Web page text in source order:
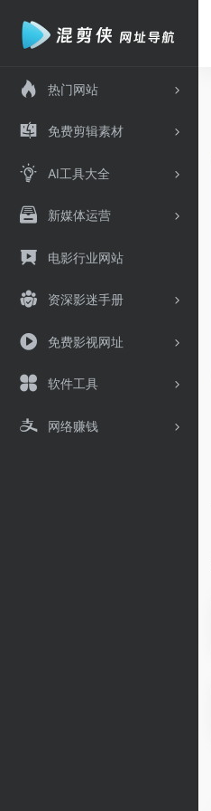
热门网站
免费剪辑素材
AI工具大全
新媒体运营
电影行业网站
资深影迷手册
免费影视网址
软件工具
网络赚钱